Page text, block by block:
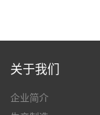
关于我们
企业简介